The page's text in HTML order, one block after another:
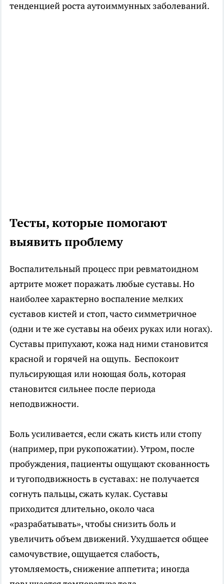
тенденцией роста аутоиммунных заболеваний.
Тесты, которые помогают
выявить проблему
Воспалительный процесс при ревматоидном
артрите может поражать любые суставы. Но
наиболее характерно воспаление мелких
суставов кистей и стоп, часто симметричное
(одни и те же суставы на обеих руках или ногах).
Суставы припухают, кожа над ними становится
красной и горячей на ощупь. Беспокоит
пульсирующая или ноющая боль, которая
становится сильнее после периода
неподвижности.
Боль усиливается, если сжать кисть или стопу
(например, при рукопожатии). Утром, после
пробуждения, пациенты ощущают скованность
и тугоподвижность в суставах: не получается
согнуть пальцы, сжать кулак. Суставы
приходится длительно, около часа
«разрабатывать», чтобы снизить боль и
увеличить объем движений. Ухудшается общее
самочувствие, ощущается слабость,
утомляемость, снижение аппетита; иногда